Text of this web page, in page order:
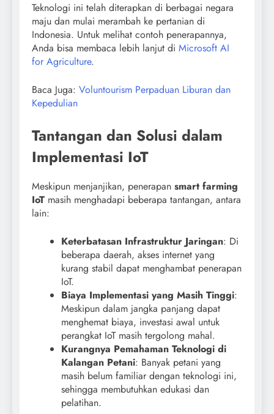
Teknologi ini telah diterapkan di berbagai negara
maju dan mulai merambah ke pertanian di
Indonesia. Untuk melihat contoh penerapannya,
Anda bisa membaca lebih lanjut di Microsoft AI
for Agriculture.
Baca Juga: Voluntourism Perpaduan Liburan dan
Kepedulian
Tantangan dan Solusi dalam
Implementasi IoT
Meskipun menjanjikan, penerapan smart farming
IoT masih menghadapi beberapa tantangan, antara
lain:
Keterbatasan Infrastruktur Jaringan: Di
beberapa daerah, akses internet yang
kurang stabil dapat menghambat penerapan
IoT.
Biaya Implementasi yang Masih Tinggi:
Meskipun dalam jangka panjang dapat
menghemat biaya, investasi awal untuk
perangkat IoT masih tergolong mahal.
Kurangnya Pemahaman Teknologi di
Kalangan Petani: Banyak petani yang
masih belum familiar dengan teknologi ini,
sehingga membutuhkan edukasi dan
pelatihan.